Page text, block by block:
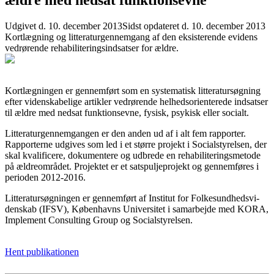
Udgivet d. 10. december 2013Sidst opdateret d. 10. december 2013
Kortlægning og litteraturgennemgang af den eksisterende evidens
vedrørende rehabiliteringsindsatser for ældre.
Kortlægningen er gennemført som en systematisk litteratursøgning
efter videnskabelige artikler vedrørende helhedsorienterede indsatser
til ældre med nedsat funktionsevne, fysisk, psykisk eller socialt.
Litteraturgennemgangen er den anden ud af i alt fem rapporter.
Rapporterne udgives som led i et større projekt i Socialstyrelsen, der
skal kvalificere, dokumentere og udbrede en rehabiliteringsmetode
på ældreområdet. Projektet er et satspuljeprojekt og gennemføres i
perioden 2012-2016.
Litteratursøgningen er gennemført af Institut for Folkesundhedsvi­
denskab (IFSV), Københavns Universitet i samarbejde med KORA,
Implement Consulting Group og Socialstyrelsen.
Hent publikationen